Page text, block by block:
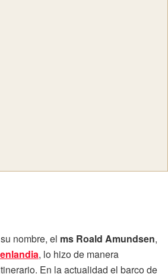
nombre, el ms Roald Amundsen,
, lo hizo de manera
En la actualidad el barco de